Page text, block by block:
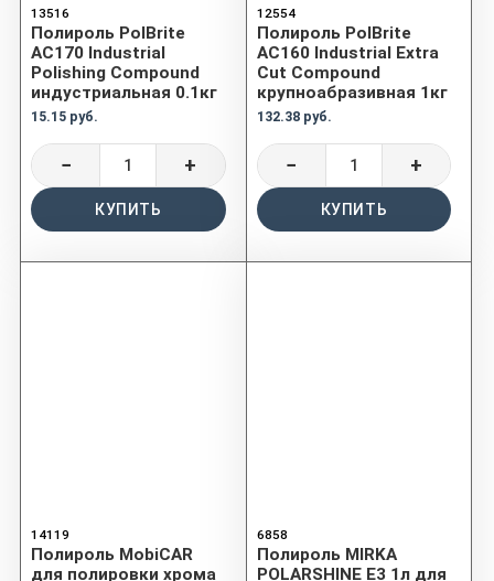
13516
Полироль PolBrite
AC170 Industrial
Polishing Compound
индустриальная 0.1кг
15.15 руб.
− +
КУПИТЬ
12554
Полироль PolBrite
AC160 Industrial Extra
Cut Compound
крупноабразивная 1кг
132.38 руб.
− +
КУПИТЬ
14119
Полироль MobiCAR
для полировки хрома
6858
Полироль MIRKA
POLARSHINE E3 1л для